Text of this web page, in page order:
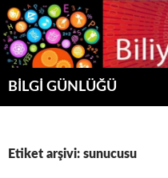
BİLGİ GÜNLÜĞÜ
Ara
Etiket arşivi: sunucusu